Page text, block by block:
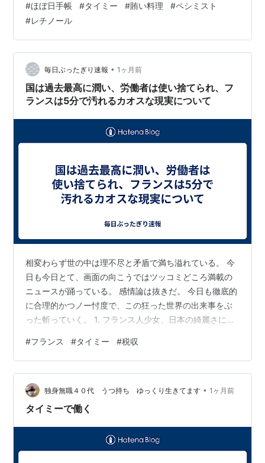
もバーも忙しい夏！！ 疲労回復特化、しかもお肌もケア
したいという欲望でハイチオールプレミアムを導入しま
した。 化粧水なんかもね、朝エリクシールに戻ってき
て、夜は無印良品の拭き取り化粧水からの韓国レチノー
ルです。 加齢と共に顔面のコメカミラインが痩せ、おで
この骨が浮き彫りになって…
#ほぼ日手帳 #タイミー #賄い料理 #ペシミスト
#レチノール
毎日ぶったぎり速報 • 1ヶ月前
国は過去最高に潤い、労働者は使い捨てられ、フ
ランスは5分で汚れるカオスな現実について
相変わらず世の中は理不尽と矛盾で満ち溢れている。 今
日も今日とて、画面の向こうではツッコミどころ満載の
ニュースが踊っている。 感情論は抜きだ。 今日も徹底的
に合理的かつノー忖度で、この狂った世界の出来事をぶ
った斬っていく。 1. フランス人少女、日本の綺麗さにビ
異常。 12歳のフランス人少女が日本に来て「ゴミが落ち
ていない」とカルチャーショックを受けたらしい。 彼女
いわく、「フランスが綺麗なのは最初の5分だけ」とのこ
と。パワーワードすぎる。 要はこういうことだ。 パリ症
候群という言葉がある通り、欧州への幻想はだいたい妄
#フランス #タイミー #税収
独身無職４０代 うつ持ち ゆっくり生きてます • 1ヶ月前
タイミーで働く